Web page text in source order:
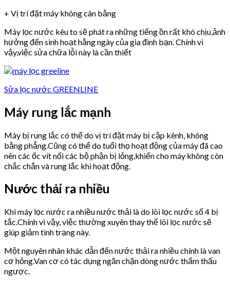
+ Vị trí đặt máy không cân bằng
Máy lọc nước kêu to sẽ phát ra những tiếng ồn rất khó chịu,ảnh
hưởng đến sinh hoạt hằng ngày của gia đình bạn. Chính vì
vậy,việc sửa chữa lỗi này là cần thiết
Sửa lọc nước GREENLINE
Máy rung lắc mạnh
Máy bị rung lắc có thể do vị trí đặt máy bị cập kênh, không
bằng phẳng.Cũng có thể do tuổi thọ hoạt động của máy đã cao
nên các ốc vít nối các bộ phận bị lỏng,khiến cho máy không còn
chắc chắn và rung lắc khi hoạt động.
Nước thải ra nhiều
Khi máy lọc nước ra nhiều nước thải là do lõi lọc nước số 4 bị
tắc.Chính vì vậy, việc thường xuyên thay thế lõi lọc nước sẽ
giúp giảm tình trạng này.
Một nguyên nhân khác dẫn đến nước thải ra nhiều chính là van
cơ hỏng.Van cơ có tác dụng ngăn chặn dòng nước thẩm thấu
ngược.